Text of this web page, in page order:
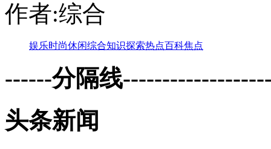
作者:综合
娱乐时尚休闲综合知识探索热点百科焦点
------分隔线
头条新闻